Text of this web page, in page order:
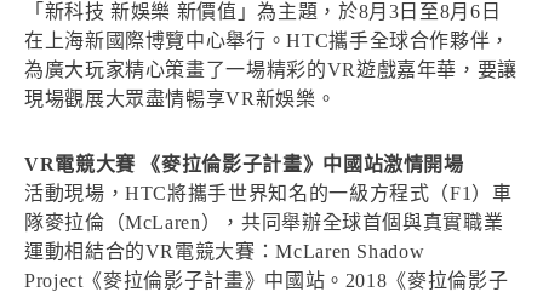
「新科技 新娛樂 新價值」為主題，於8月3日至8月6日
在上海新國際博覽中心舉行。HTC攜手全球合作夥伴，
為廣大玩家精心策畫了一場精彩的VR遊戲嘉年華，要讓
現場觀展大眾盡情暢享VR新娛樂。
VR電競大賽 《麥拉倫影子計畫》中國站激情開場
活動現場，HTC將攜手世界知名的一級方程式（F1）車
隊麥拉倫（McLaren），共同舉辦全球首個與真實職業
運動相結合的VR電競大賽：McLaren Shadow
Project《麥拉倫影子計畫》中國站。2018《麥拉倫影子